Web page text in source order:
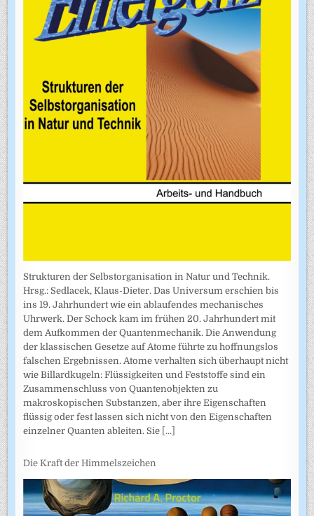
Strukturen der Selbstorganisation in Natur und Technik.
Hrsg.: Sedlacek, Klaus-Dieter. Das Universum erschien bis
ins 19. Jahrhundert wie ein ablaufendes mechanisches
Uhrwerk. Der Schock kam im frühen 20. Jahrhundert mit
dem Aufkommen der Quantenmechanik. Die Anwendung
der klassischen Gesetze auf Atome führte zu hoffnungslos
falschen Ergebnissen. Atome verhalten sich überhaupt nicht
wie Billardkugeln: Flüssigkeiten und Feststoffe sind ein
Zusammenschluss von Quantenobjekten zu
makroskopischen Substanzen, aber ihre Eigenschaften
flüssig oder fest lassen sich nicht von den Eigenschaften
einzelner Quanten ableiten. Sie [...]
Die Kraft der Himmelszeichen